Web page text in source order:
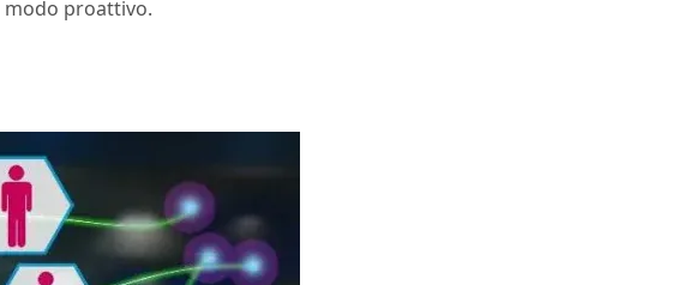
modo proattivo.